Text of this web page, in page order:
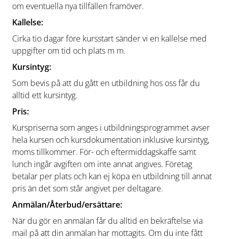
om eventuella nya tillfällen framöver.
Kallelse:
Cirka tio dagar före kursstart sänder vi en kallelse med
uppgifter om tid och plats m m.
Kursintyg:
Som bevis på att du gått en utbildning hos oss får du
alltid ett kursintyg.
Pris:
Kurspriserna som anges i utbildningsprogrammet avser
hela kursen och kursdokumentation inklusive kursintyg,
moms tillkommer. För- och eftermiddagskaffe samt
lunch ingår avgiften om inte annat angives. Företag
betalar per plats och kan ej köpa en utbildning till annat
pris än det som står angivet per deltagare.
Anmälan/Återbud/ersättare:
När du gör en anmälan får du alltid en bekräftelse via
mail på att din anmälan har mottagits. Om du inte fått